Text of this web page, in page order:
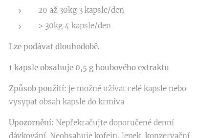
20 až 30kg 3 kapsle/den
> 30kg 4 kapsle/den
Lze podávat dlouhodobě.
1 kapsle obsahuje 0,5 g houbového extraktu
Způsob použití: je možné užívat celé kapsle nebo
vysypat obsah kapsle do krmiva
Upozornění: Nepřekračujte doporučené denní
dávkování. Neobsahuje kofein, lepek, konzervační